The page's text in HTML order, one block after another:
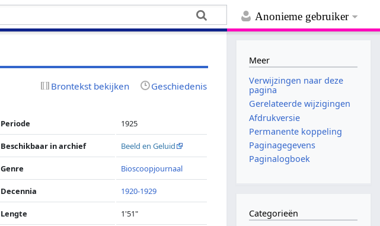
Anonieme gebruiker
Brontekst bekijken Geschiedenis
Periode 1925
Beschikbaar in archief Beeld en Geluid
Genre Bioscoopjournaal
Decennia 1920-1929
Lengte 1'51"
Meer
Verwijzingen naar deze
pagina
Gerelateerde wijzigingen
Afdrukversie
Permanente koppeling
Paginagegevens
Paginalogboek
Categorieën